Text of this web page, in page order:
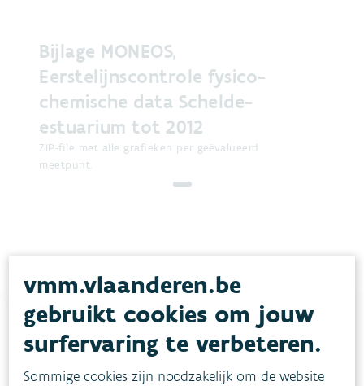
Bijlage MONEOS,
Eerstelijnscontrole fysico-
chemische data Schelde-
estuarium tot 2012
ZIP-file met alle grafieken per geëvalueerd
meetpunt.
Heb je vragen?
vmm.vlaanderen.be
gebruikt cookies om jouw
surfervaring te verbeteren.
Sommige cookies zijn noodzakelijk om de website